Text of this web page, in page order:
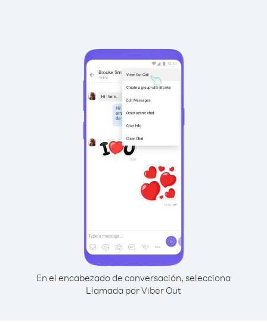
En el encabezado de conversación, selecciona
Llamada por Viber Out